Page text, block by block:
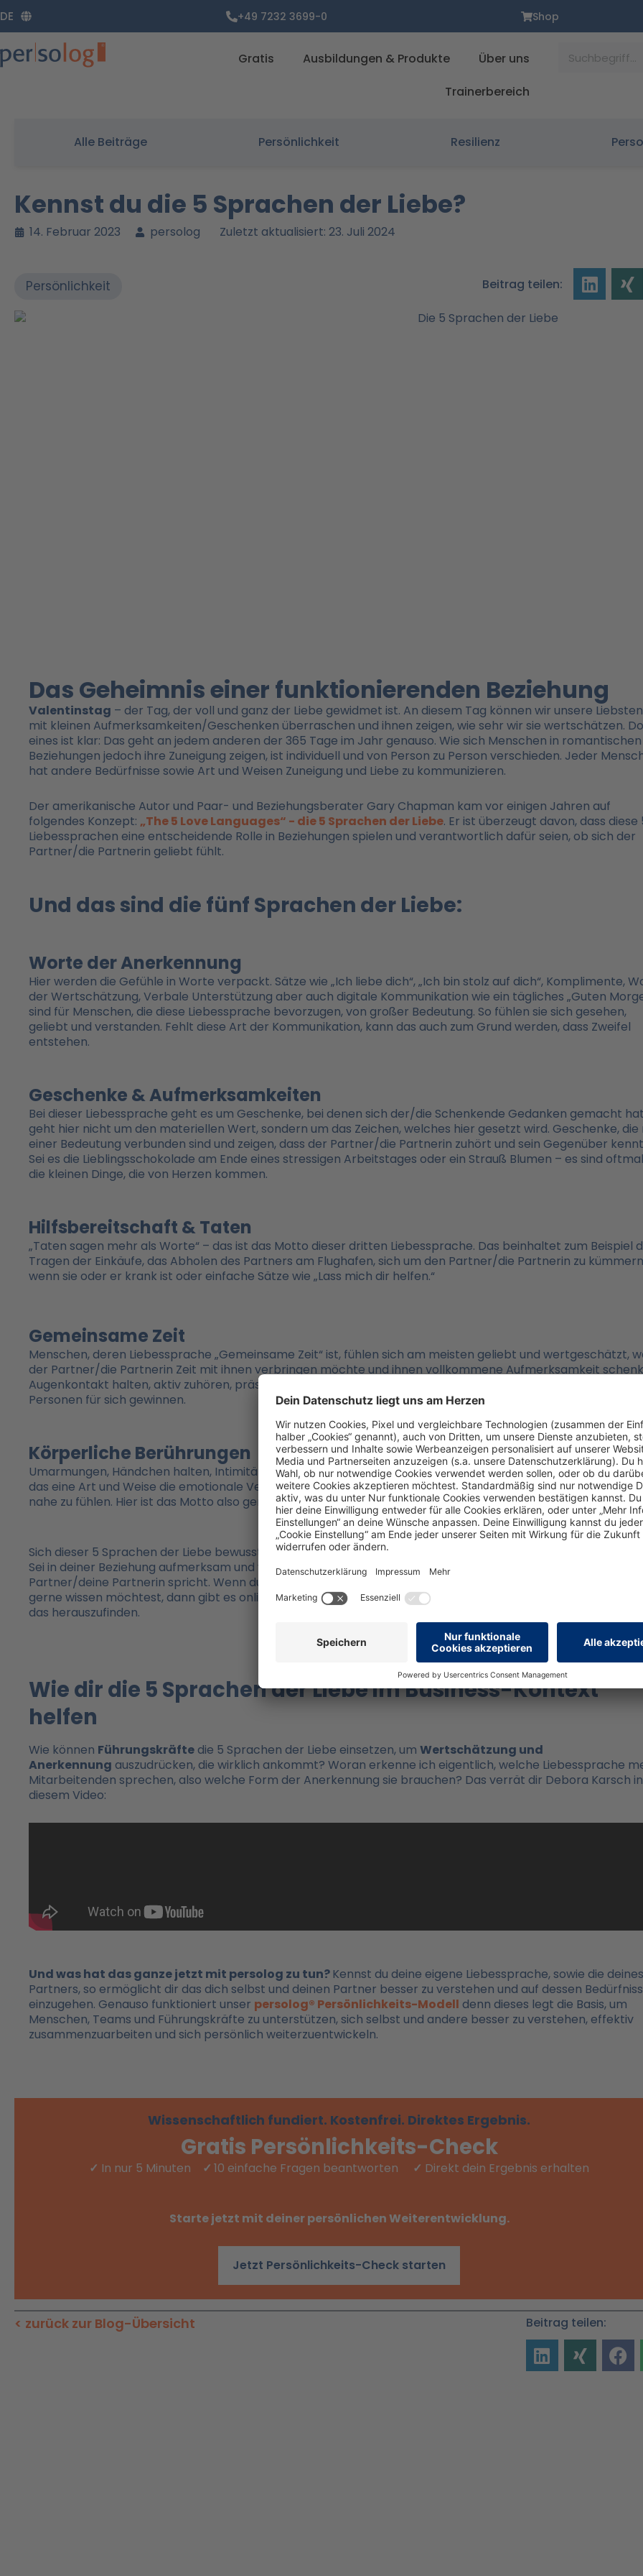
Inhalt
springen
DE +49 7232 3699-0 Shop
Gratis Ausbildungen & Produkte
Über uns
Trainerbereich
Alle Beiträge Persönlichkeit Resilienz
Kennst du die 5 Sprachen der Liebe?
14. Februar 2023 persolog Zuletzt aktualisiert: 23. Juli 2024
Persönlichkeit Beitrag teilen:
Das Geheimnis einer funktionierenden Beziehung
Valentinstag – der Tag, der voll und ganz der Liebe gewidmet ist. An diesem Tag können wir unsere Liebsten
mit kleinen Aufmerksamkeiten/Geschenken überraschen und ihnen zeigen, wie sehr wir sie wertschätzen.
eines ist klar: Das geht an jedem anderen der 365 Tage im Jahr genauso. Wie sich Menschen in romantischen
Beziehungen jedoch ihre Zuneigung zeigen, ist individuell und von Person zu Person verschieden. Jeder
hat andere Bedürfnisse sowie Art und Weisen Zuneigung und Liebe zu kommunizieren.
Der amerikanische Autor und Paar- und Beziehungsberater Gary Chapman kam vor einigen Jahren auf
folgendes Konzept: „The 5 Love Languages“ - die 5 Sprachen der Liebe. Er ist überzeugt davon, dass diese
Liebessprachen eine entscheidende Rolle in Beziehungen spielen und verantwortlich dafür seien, ob sich der
Partner/die Partnerin geliebt fühlt.
Und das sind die fünf Sprachen der Liebe:
Worte der Anerkennung
Hier werden die Gefühle in Worte verpackt. Sätze wie „Ich liebe dich“, „Ich bin stolz auf dich“, Komplimente,
der Wertschätzung, Verbale Unterstützung aber auch digitale Kommunikation wie ein tägliches „Guten
sind für Menschen, die diese Liebessprache bevorzugen, von großer Bedeutung. So fühlen sie sich gesehen,
geliebt und verstanden. Fehlt diese Art der Kommunikation, kann das auch zum Grund werden, dass Zweifel
entstehen.
Geschenke & Aufmerksamkeiten
Bei dieser Liebessprache geht es um Geschenke, bei denen sich der/die Schenkende Gedanken gemacht
geht hier nicht um den materiellen Wert, sondern um das Zeichen, welches hier gesetzt wird. Geschenke, die
einer Bedeutung verbunden sind und zeigen, dass der Partner/die Partnerin zuhört und sein Gegenüber
Sei es die Lieblingsschokolade am Ende eines stressigen Arbeitstages oder ein Strauß Blumen – es sind
die kleinen Dinge, die von Herzen kommen.
Hilfsbereitschaft & Taten
„Taten sagen mehr als Worte“ – das ist das Motto dieser dritten Liebessprache. Das beinhaltet zum Beispiel
Tragen der Einkäufe, das Abholen des Partners am Flughafen, sich um den Partner/die Partnerin zu
wenn sie oder er krank ist oder einfache Sätze wie „Lass mich dir helfen.“
Gemeinsame Zeit
Menschen, deren Liebessprache „Gemeinsame Zeit“ ist, fühlen sich am meisten geliebt und wertgeschätzt,
der Partner/die Partnerin Zeit mit ihnen verbringen möchte und ihnen vollkommene Aufmerksamkeit
Augenkontakt halten, aktiv zuhören, präsent sein. Ohne jegliche Ablenkungen. Damit kann man das Herz
Personen für sich gewinnen.
Körperliche Berührungen
Umarmungen, Händchen halten, Intimität – darum geht es bei der fünften Liebessprache. Für viele
das eine Art und Weise die emotionale Verbundenheit auszudrücken und sich dem Partner/der Partnerin
nahe zu fühlen. Hier ist das Motto also genau umgekehrt: „Worte sagen mehr als Taten.“
Sich dieser 5 Sprachen der Liebe bewusst zu sein, kann für die eigene Beziehung nur von Vorteil sein. Unser
Sei in deiner Beziehung aufmerksam und versuche zu erkennen, welche dieser 5 Liebessprachen dein
Partner/deine Partnerin spricht. Wenn du nicht weißt welche der 5 Sprachen der Liebe deine ist, du das aber
gerne wissen möchtest, dann gibt es online unzählige Quizze sowie Bücher, die dir dabei helfen können, genau
das herauszufinden.
Wie dir die 5 Sprachen der Liebe im Business-Kontext
helfen​
Wie können Führungskräfte die 5 Sprachen der Liebe einsetzen, um Wertschätzung und
Anerkennung auszudrücken, die wirklich ankommt? Woran erkenne ich eigentlich, welche Liebessprache
Mitarbeitenden sprechen, also welche Form der Anerkennung sie brauchen? Das verrät dir Debora Karsch in
diesem Video:
Und was hat das ganze jetzt mit persolog zu tun?Kennst du deine eigene Liebessprache, sowie die deines
Partners, so ermöglicht dir das dich selbst und deinen Partner besser zu verstehen und auf dessen
einzugehen. Genauso funktioniert unser persolog® Persönlichkeits-Modell denn dieses legt die Basis, um
Menschen, Teams und Führungskräfte zu unterstützen, sich selbst und andere besser zu verstehen, effektiv
zusammenzuarbeiten und sich persönlich weiterzuentwickeln.
Wissenschaftlich fundiert. Kostenfrei. Direktes Ergebnis.
Gratis Persönlichkeits-Check
✓ In nur 5 Minuten ✓10 einfache Fragen beantworten ✓ Direkt dein Ergebnis erhalten
Starte jetzt mit deiner persönlichen Weiterentwicklung.
Jetzt Persönlichkeits-Check starten
< zurück zur Blog-Übersicht Beitrag teilen: